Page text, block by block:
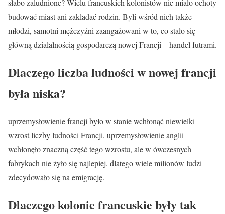
słabo zaludnione? Wielu francuskich kolonistów nie miało ochoty
budować miast ani zakładać rodzin. Byli wśród nich także
młodzi, samotni mężczyźni zaangażowani w to, co stało się
główną działalnością gospodarczą nowej Francji – handel futrami.
Dlaczego liczba ludności w nowej francji
była niska?
uprzemysłowienie francji było w stanie wchłonąć niewielki
wzrost liczby ludności Francji. uprzemysłowienie anglii
wchłonęło znaczną część tego wzrostu, ale w ówczesnych
fabrykach nie żyło się najlepiej. dlatego wiele milionów ludzi
zdecydowało się na emigrację.
Dlaczego kolonie francuskie były tak